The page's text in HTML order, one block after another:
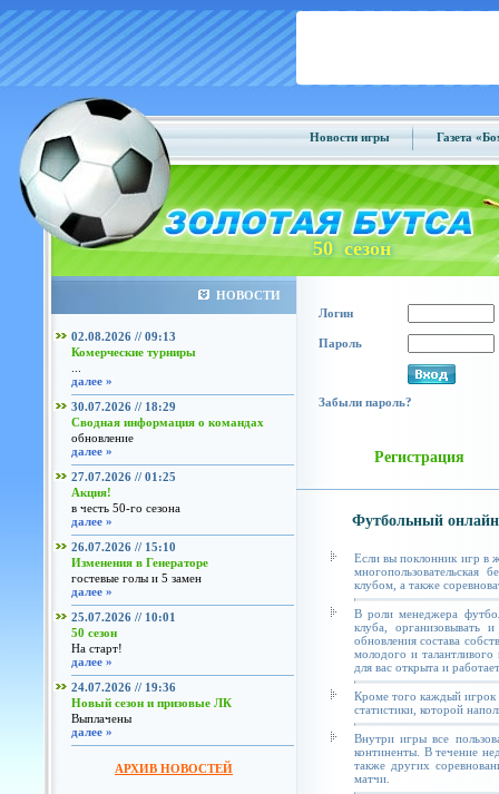
Новости игры Газета
50 сезон
НОВОСТИ
02.08.2026 // 09:13
Комерческие турниры
далее »
30.07.2026 // 18:29
Сводная информация о командах
обновление
далее »
27.07.2026 // 01:25
Акция!
в честь 50-го сезона
далее »
26.07.2026 // 15:10
Изменения в Генераторе
гостевые голы и 5 замен
далее »
25.07.2026 // 10:01
50 сезон
На старт!
далее »
24.07.2026 // 19:36
Новый сезон и призовые ЛК
Выплачены
далее »
АРХИВ НОВОСТЕЙ
Логин
Пароль
Забыли пароль?
Регистрация
Футбольный
Если вы поклонник игр в
клубом, а также
В роли менеджера
клуба, организовывать
обновления состава
молодого и талантливого
для вас открыта и
Кроме того каждый игрок
статистики, которой
Внутри игры все
континенты. В течение
также других
матчи.